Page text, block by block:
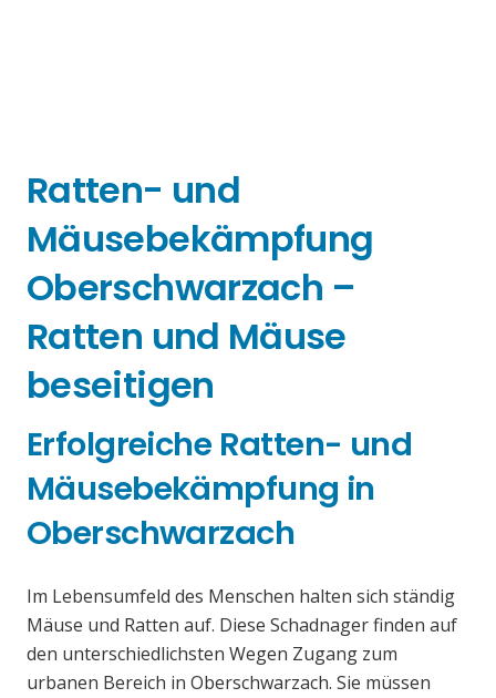
Ratten- und
Mäusebekämpfung
Oberschwarzach –
Ratten und Mäuse
beseitigen
Erfolgreiche Ratten- und
Mäusebekämpfung in
Oberschwarzach
Im Lebensumfeld des Menschen halten sich ständig
Mäuse und Ratten auf. Diese Schadnager finden auf
den unterschiedlichsten Wegen Zugang zum
urbanen Bereich in Oberschwarzach. Sie müssen